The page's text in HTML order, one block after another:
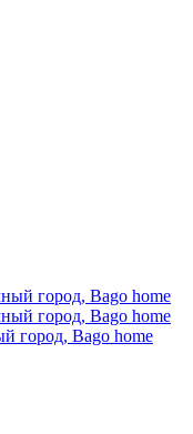
город, Bago home